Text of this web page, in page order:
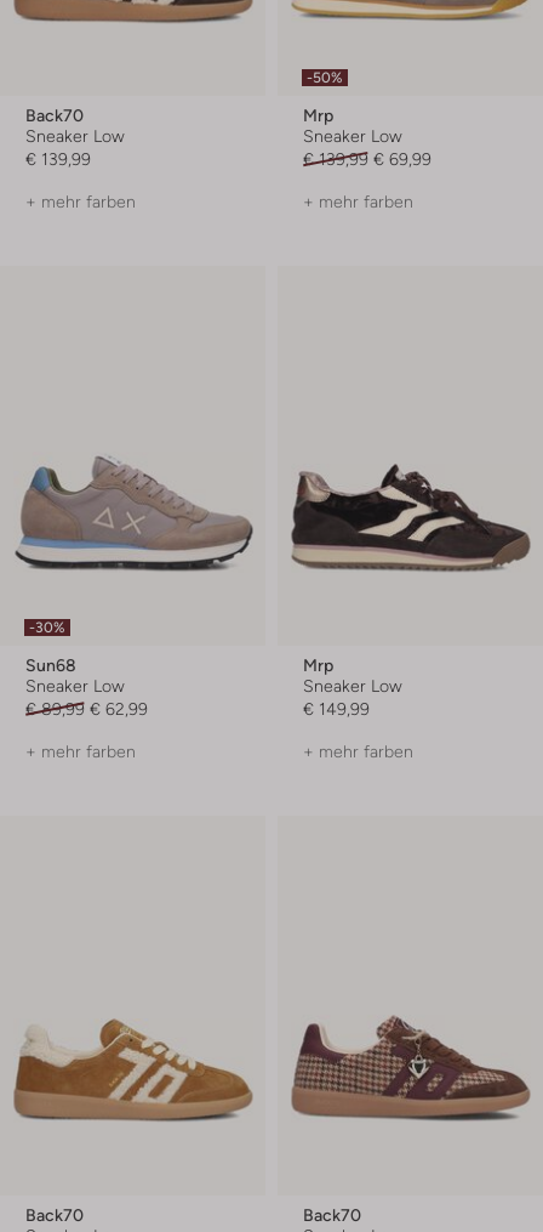
Back70
Sneaker Low
€ 139,99
+ mehr farben
-50%
Mrp
Sneaker Low
€ 139,99 € 69,99
+ mehr farben
-30%
Sun68
Sneaker Low
€ 89,99 € 62,99
+ mehr farben
Mrp
Sneaker Low
€ 149,99
+ mehr farben
Back70
Back70